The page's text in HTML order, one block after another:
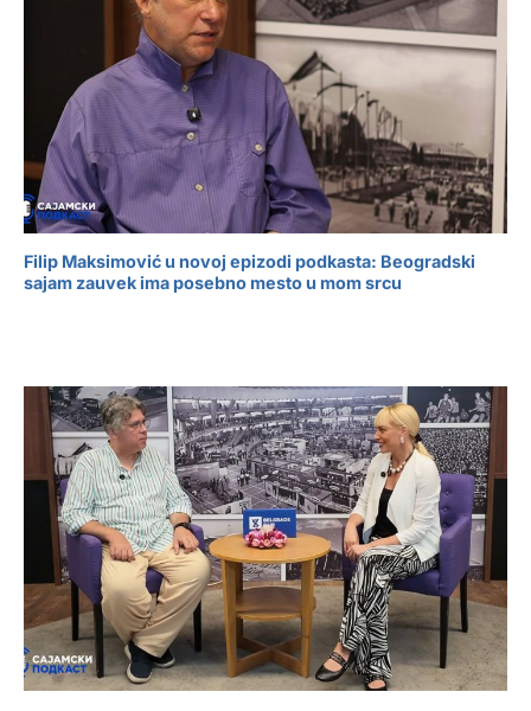
Filip Maksimović u novoj epizodi podkasta: Beogradski
sajam zauvek ima posebno mesto u mom srcu